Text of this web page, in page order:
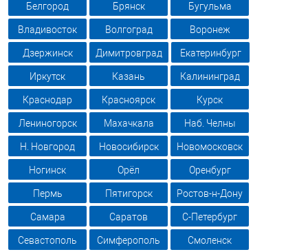
Белгород Брянск Бугульма
Владивосток Волгоград Воронеж
Дзержинск Димитровград Екатеринбург
Иркутск Казань Калининград
Краснодар Красноярск Курск
Лениногорск Махачкала Наб. Челны
Н. Новгород Новосибирск Новомосковск
Ногинск Орёл Оренбург
Пермь Пятигорск Ростов-н-Дону
Самара Саратов С-Петербург
Севастополь Симферополь Смоленск